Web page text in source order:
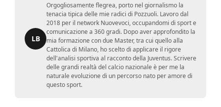
LB
Orgogliosamente flegrea, porto nel giornalismo la
tenacia tipica delle mie radici di Pozzuoli. Lavoro dal
2018 per il network Nuovevoci, occupandomi di sport e
comunicazione a 360 gradi. Dopo aver approfondito la
mia formazione con due Master, tra cui quello alla
Cattolica di Milano, ho scelto di applicare il rigore
dell'analisi sportiva al racconto della Juventus. Scrivere
delle grandi realtà del calcio nazionale è per me la
naturale evoluzione di un percorso nato per amore di
questo sport.